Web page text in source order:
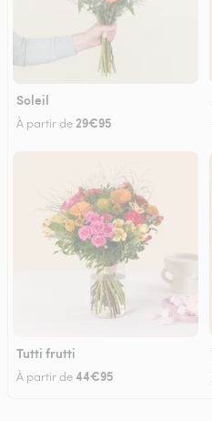
Soleil
À partir de29€95
Tutti frutti
À partir de44€95